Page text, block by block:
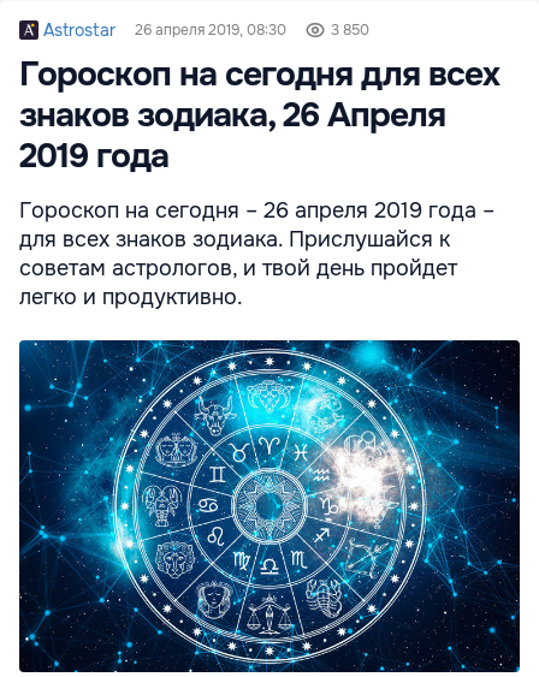
Astrostar 26 апреля 2019, 08:30 3 850
Гороскоп на сегодня для всех
знаков зодиака, 26 Апреля
2019 года
Гороскоп на сегодня – 26 апреля 2019 года –
для всех знаков зодиака. Прислушайся к
советам астрологов, и твой день пройдет
легко и продуктивно.